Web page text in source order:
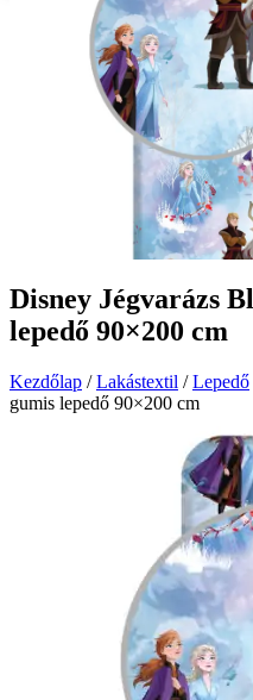
Disney Jégvarázs
lepedő 90×200 cm
Kezdőlap /Lakástextil /Lepedő
gumis lepedő 90×200 cm